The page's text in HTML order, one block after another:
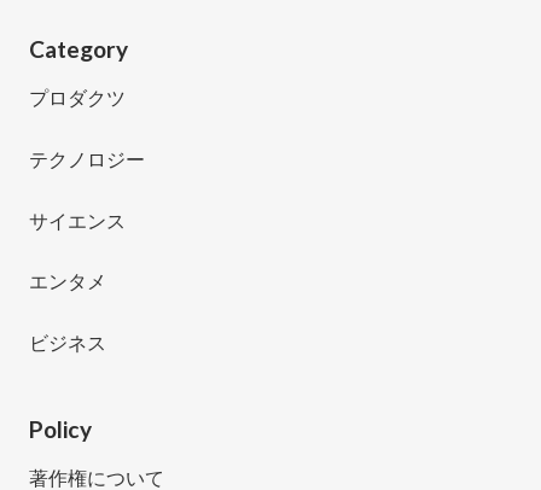
Category
プロダクツ
テクノロジー
サイエンス
エンタメ
ビジネス
Policy
著作権について